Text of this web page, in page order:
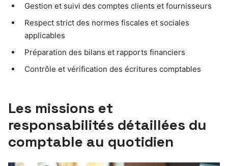
Gestion et suivi des comptes clients et fournisseurs
Respect strict des normes fiscales et sociales
applicables
Préparation des bilans et rapports financiers
Contrôle et vérification des écritures comptables
Les missions et
responsabilités détaillées du
comptable au quotidien